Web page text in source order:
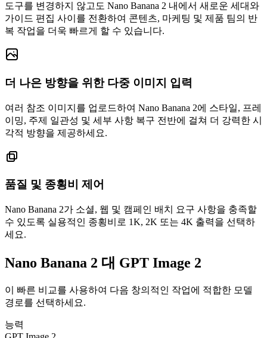
도구를 변경하지 않고도 Nano Banana 2 내에서 새로운 세대와
가이드 편집 사이를 전환하여 콘텐츠, 마케팅 및 제품 팀의 반
복 작업을 더욱 빠르게 할 수 있습니다.
더 나은 방향을 위한 다중 이미지 입력
여러 참조 이미지를 업로드하여 Nano Banana 2에 스타일, 프레
이밍, 주제 일관성 및 세부 사항 복구 전반에 걸쳐 더 강력한 시
각적 방향을 제공하세요.
품질 및 종횡비 제어
Nano Banana 2가 소셜, 웹 및 캠페인 배치 요구 사항을 충족할
수 있도록 실용적인 종횡비로 1K, 2K 또는 4K 출력을 선택하
세요.
Nano Banana 2 대 GPT Image 2
이 빠른 비교를 사용하여 다음 창의적인 작업에 적합한 모델
경로를 선택하세요.
능력